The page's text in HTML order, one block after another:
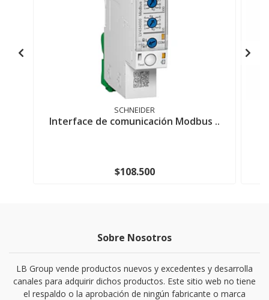
SCHNEIDER
Interface de comunicación Modbus ..
$108.500
Sobre Nosotros
LB Group vende productos nuevos y excedentes y desarrolla
canales para adquirir dichos productos. Este sitio web no tiene
el respaldo o la aprobación de ningún fabricante o marca